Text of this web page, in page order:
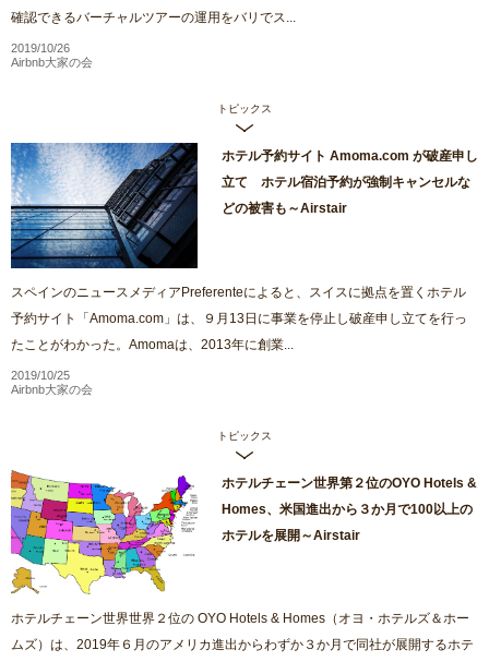
確認できるバーチャルツアーの運用をバリでス...
2019/10/26
Airbnb大家の会
トピックス
ホテル予約サイト Amoma.com が破産申し
立て ホテル宿泊予約が強制キャンセルな
どの被害も～Airstair
スペインのニュースメディアPreferenteによると、スイスに拠点を置くホテル
予約サイト「Amoma.com」は、９月13日に事業を停止し破産申し立てを行っ
たことがわかった。Amomaは、2013年に創業...
2019/10/25
Airbnb大家の会
トピックス
ホテルチェーン世界第２位のOYO Hotels &
Homes、米国進出から３か月で100以上の
ホテルを展開～Airstair
ホテルチェーン世界世界２位の OYO Hotels & Homes（オヨ・ホテルズ＆ホー
ムズ）は、2019年６月のアメリカ進出からわずか３か月で同社が展開するホテ